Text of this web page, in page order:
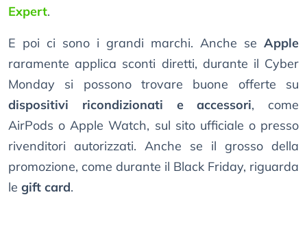
Expert.
E poi ci sono i grandi marchi. Anche se Apple
raramente applica sconti diretti, durante il Cyber
Monday si possono trovare buone offerte su
dispositivi ricondizionati e accessori, come
AirPods o Apple Watch, sul sito ufficiale o presso
rivenditori autorizzati. Anche se il grosso della
promozione, come durante il Black Friday, riguarda
le gift card.